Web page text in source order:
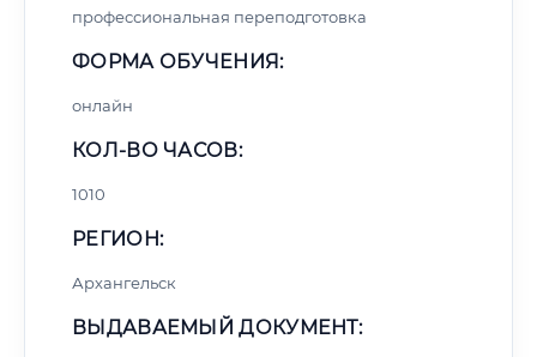
профессиональная переподготовка
ФОРМА ОБУЧЕНИЯ:
онлайн
КОЛ-ВО ЧАСОВ:
1010
РЕГИОН:
Архангельск
ВЫДАВАЕМЫЙ ДОКУМЕНТ: